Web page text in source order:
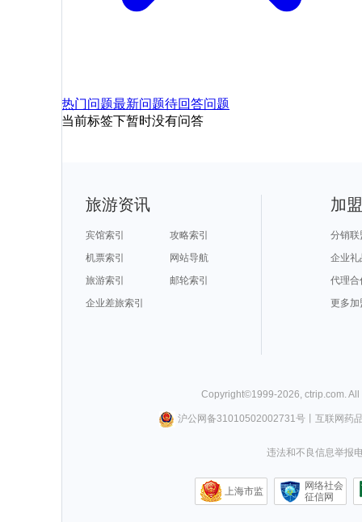
热门问题最新问题待回答问题
当前标签下暂时没有问答
旅游资讯
宾馆索引
攻略索引
机票索引
网站导航
旅游索引
邮轮索引
企业差旅索引
加
分销联
企业礼
代理合
更多加
Copyright©1999-2026, ctrip.com.
沪公网备31010502002731号丨 互联网药
违法和不良信息举报
上海市监
网络社会
征信网